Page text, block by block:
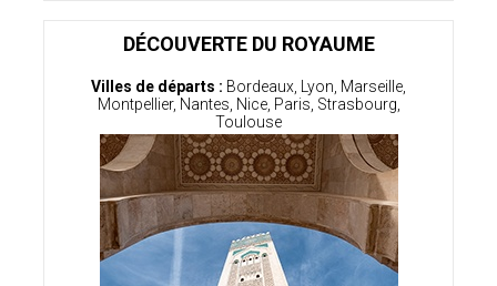
DÉCOUVERTE DU ROYAUME
Villes de départs : Bordeaux, Lyon, Marseille,
Montpellier, Nantes, Nice, Paris, Strasbourg,
Toulouse